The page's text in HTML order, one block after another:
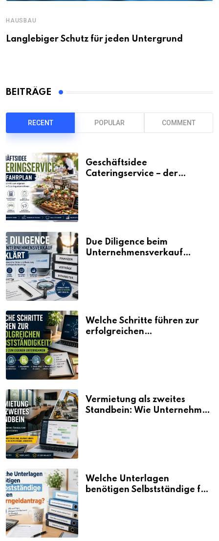
HAUSBAU
Langlebiger Schutz für jeden Untergrund
BEITRÄGE
RECENT POPULAR COMMENT
Geschäftsidee
Cateringservice – der
Due Diligence beim
Unternehmensverkauf
Welche Schritte führen zur
erfolgreichen
Vermietung als zweites
Standbein: Wie Unternehmen
Welche Unterlagen
benötigen Selbstständige für